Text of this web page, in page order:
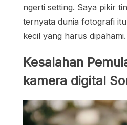
ngerti setting. Saya pikir
ternyata dunia fotografi
kecil yang harus dipahami.
Kesalahan
kamera digital